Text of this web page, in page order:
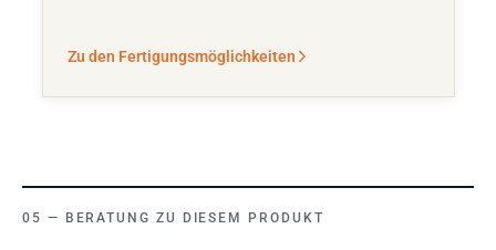
Zu den Fertigungsmöglichkeiten
BERATUNG ZU DIESEM PRODUKT